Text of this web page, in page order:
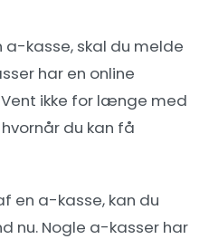
a-kasse, skal du melde
har en online
ikke for længe med
du kan få
en a-kasse, kan du
nu. Nogle a-kasser har